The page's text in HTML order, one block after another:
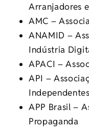
Arranjadores
AMC –
ANAMID –
Indústria
APACI –
API –
APP Brasil –
Propaganda